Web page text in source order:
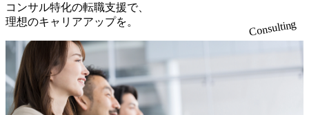
5年に設立され、前年比205%の売上成長を遂げるなど、急
速な成長を遂げている。 ​ 新規事業立案から業務改革、IT戦
略立案、IT導入までをワンストップで提供するコンサルテ
ィングファームである。 ​- 2025年1月時点で従業員数1,209名
を擁し、事業拡大を続けている。 #### 企業魅力 「人」にフ
ォーカスを当てたコンサルティング会社として、社員の人
間力を強みとしたサービスを提供している。 ​- - 2018年から
6年連続で「働きがいのある会社ベストカンパニー」に選出
コンサル特化の転職支援で、
理想のキャリアアップを。
Consulting